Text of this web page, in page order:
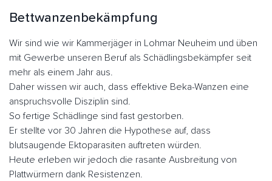
Bettwanzenbekämpfung
Wir sind wie wir Kammerjäger in Lohmar Neuheim und üben
mit Gewerbe unseren Beruf als Schädlingsbekämpfer seit
mehr als einem Jahr aus.
Daher wissen wir auch, dass effektive Beka-Wanzen eine
anspruchsvolle Disziplin sind.
So fertige Schädlinge sind fast gestorben.
Er stellte vor 30 Jahren die Hypothese auf, dass
blutsaugende Ektoparasiten auftreten würden.
Heute erleben wir jedoch die rasante Ausbreitung von
Plattwürmern dank Resistenzen.